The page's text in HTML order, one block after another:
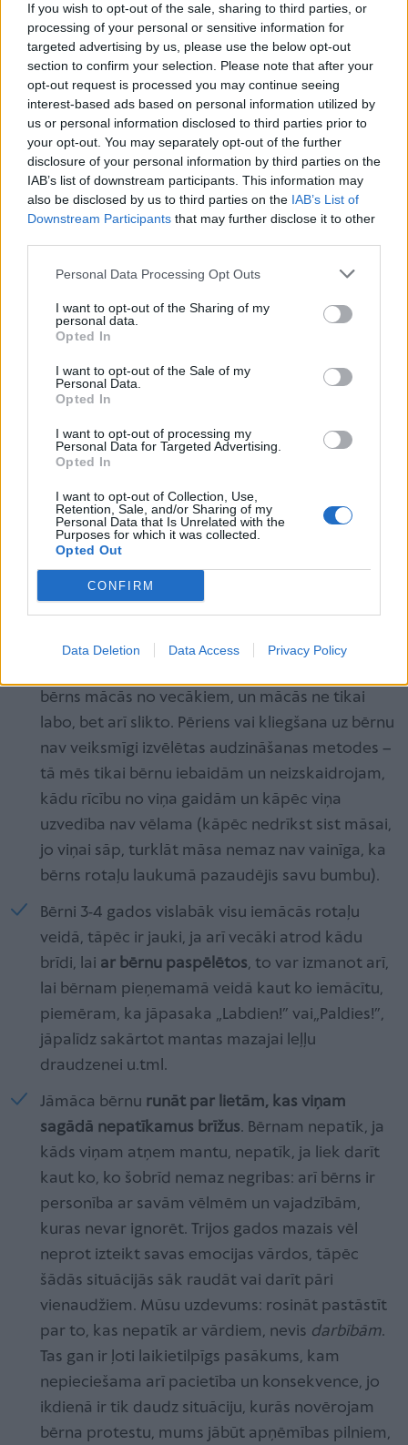
If you wish to opt-out of the sale, sharing to third parties, or
processing of your personal or sensitive information for
targeted advertising by us, please use the below opt-out
section to confirm your selection. Please note that after your
opt-out request is processed you may continue seeing
interest-based ads based on personal information utilized by
us or personal information disclosed to third parties prior to
your opt-out. You may separately opt-out of the further
disclosure of your personal information by third parties on the
IAB’s list of downstream participants. This information may
also be disclosed by us to third parties on the IAB’s List of
Downstream Participants that may further disclose it to other
Personal Data Processing Opt Outs
I want to opt-out of the Sharing of my
personal data.
Opted In
I want to opt-out of the Sale of my
Personal Data.
Opted In
I want to opt-out of processing my
Personal Data for Targeted Advertising.
Opted In
I want to opt-out of Collection, Use,
Retention, Sale, and/or Sharing of my
Personal Data that Is Unrelated with the
Purposes for which it was collected.
Opted Out
CONFIRM
Data Deletion Data Access Privacy Policy
gājis dienas darbos, ko iecerēts gatavot
vakariņās, pastāstīt, ko omīte stāstīja
telefonsarunā. Sarunas nepiespiestā veidā
veicina ne tikai bērna vārda krājuma
paplašināšanu, bet ir arī nozīmīgas ģimenes
emocionālās saiknes stiprināšanai: bērns jūtas
līdzvērtīgs un svarīgs vecākiem. Nepiespiestās
sarunas veicina to, lai bērns runātu ar vecākiem.
Viņš jūt, ka vecāki dalās savā pieredzē un vēlas
kļūstot arvien vecākiem, ir tendence noslēgties
un runāt ar saviem ģimenes locekļiem arvien
mazāk. Tāpēc ir svarīgi jau šajā vecumā sarunas
Nevar prasīt no bērna to, ko paši nedarām
citiem, ja kas nepatīk, ja paši tā rīkojamies
ikdienā. Tieši šajā vecumā bērns lieliski mācās to,
kā ģimenes locekļi izturas viens pret otru. Ja
bērns neklausa,nervi neizturun liekas, ka
veiksmīgākais veids, kā likt bērnam atkal būt
paklausīgam, ir uzbļaut viņam vai ķerties pie vēl
radikālāka līdzekļa - pēriena. Mēs pat
neaizdomājamies, ka tādējādi parādām
mazajam cilvēkam, kā vajag rīkoties, ja kaut kas
bērns mācās no vecākiem, un mācās ne tikai
labo, bet arī slikto. Pēriens vai kliegšana uz bērnu
nav veiksmīgi izvēlētas audzināšanas metodes –
tā mēs tikai bērnu iebaidām un neizskaidrojam,
kādu rīcību no viņa gaidām un kāpēc viņa
uzvedība nav vēlama (kāpēc nedrīkst sist māsai,
jo viņai sāp, turklāt māsa nemaz nav vainīga, ka
bērns rotaļu laukumā pazaudējis savu bumbu).
Bērni 3-4 gados vislabāk visu iemācās rotaļu
veidā, tāpēc ir jauki, ja arī vecāki atrod kādu
brīdi, lai ar bērnu paspēlētos, to var izmanot arī,
lai bērnam pieņemamā veidā kaut ko iemācītu,
piemēram, ka jāpasaka „Labdien!” vai„Paldies!”,
jāpalīdz sakārtot mantas mazajai leļļu
draudzenei u.tml.
Jāmāca bērnu runāt par lietām, kas viņam
sagādā nepatīkamus brīžus. Bērnam nepatīk, ja
kāds viņam atņem mantu, nepatīk, ja liek darīt
kaut ko, ko šobrīd nemaz negribas: arī bērns ir
personība ar savām vēlmēm un vajadzībām,
kuras nevar ignorēt. Trijos gados mazais vēl
neprot izteikt savas emocijas vārdos, tāpēc
šādās situācijās sāk raudāt vai darīt pāri
vienaudžiem. Mūsu uzdevums: rosināt pastāstīt
par to, kas nepatīk ar vārdiem, nevis darbībām.
Tas gan ir ļoti laikietilpīgs pasākums, kam
nepieciešama arī pacietība un konsekvence, jo
ikdienā ir tik daudz situāciju, kurās novērojam
bērna protestu, mums jābūt apņēmības pilniem,